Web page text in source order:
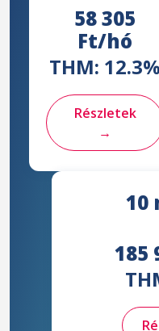
58 305
Ft/hó
THM: 12.3%
Részletek
→
10
185